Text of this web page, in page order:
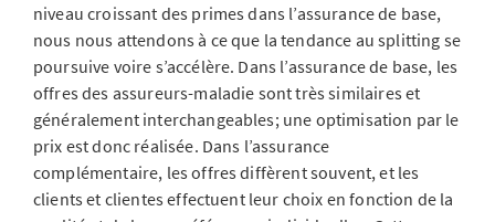
niveau croissant des primes dans l’assurance de base,
nous nous attendons à ce que la tendance au splitting se
poursuive voire s’accélère. Dans l’assurance de base, les
offres des assureurs-maladie sont très similaires et
généralement interchangeables; une optimisation par le
prix est donc réalisée. Dans l’assurance
complémentaire, les offres diffèrent souvent, et les
clients et clientes effectuent leur choix en fonction de la